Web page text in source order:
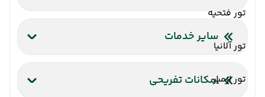
تور فتحیه
تور آلانیا
تور ازمیر
اینترنت بیسیم رایگان در لابی
اینترنت بیسیم رایگان در اتاقها
سایر خدمات
شاتل فرودگاه آسانسور صندوق امانات
امکانات تفریحی